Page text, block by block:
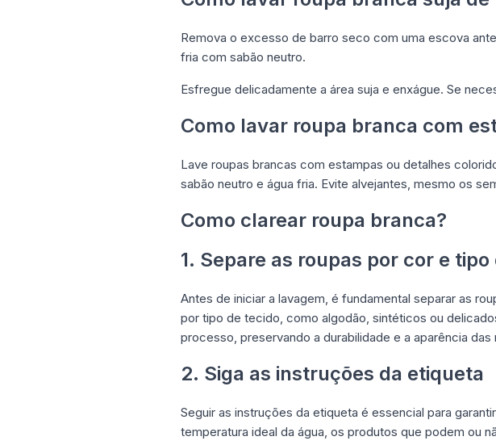
Remova o excesso de barro seco com uma escova
fria com sabão neutro.
Esfregue delicadamente a área suja e enxágue. Se
Como lavar roupa branca com
Lave roupas brancas com estampas ou detalhes
sabão neutro e água fria. Evite alvejantes, mesmo os
Como clarear roupa branca?
1. Separe as roupas por cor e
Antes de iniciar a lavagem, é fundamental separar as
por tipo de tecido, como algodão, sintéticos ou
processo, preservando a durabilidade e a aparência das
2. Siga as instruções da etiqueta
Seguir as instruções da etiqueta é essencial para
temperatura ideal da água, os produtos que podem ou